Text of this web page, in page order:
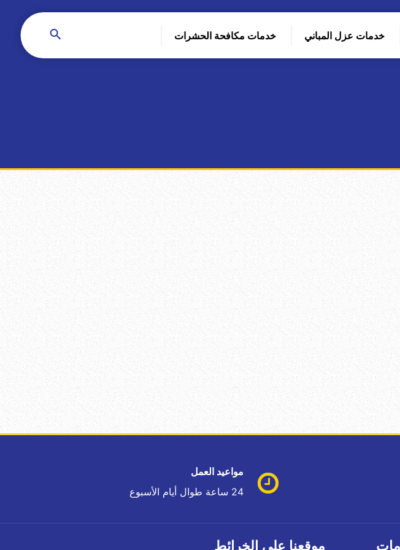
خدمات عزل المباني خدمات مكافحة الحشرات
مواعيد العمل
24 ساعة طوال أيام الأسبوع
موقعنا على الخرائط